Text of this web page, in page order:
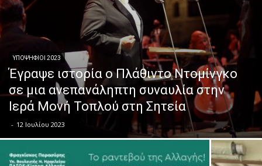
ΥΠΟΨΉΦΙΟΙ 2023
Έγραψε ιστορία ο Πλάθιντο Ντομίνγκο
σε μια ανεπανάληπτη συναυλία στην
Ιερά Μονή Τοπλού στη Σητεία
- 12 Ιουλίου 2023